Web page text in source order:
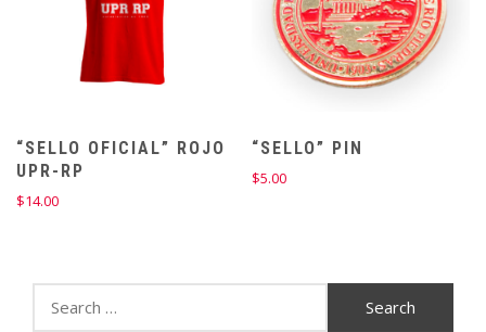
“SELLO OFICIAL” ROJO
UPR-RP
$14.00
“SELLO” PIN
$5.00
for: